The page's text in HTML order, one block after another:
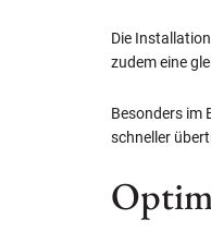
Die
zudem eine
Besonders im
schneller